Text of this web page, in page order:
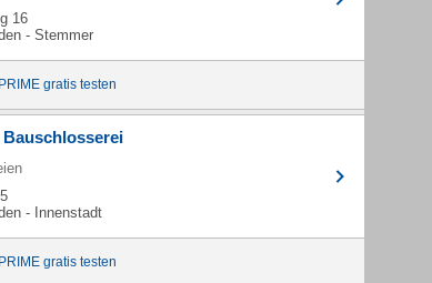
16
- Stemmer
gratis testen
Bauschlosserei
- Innenstadt
gratis testen